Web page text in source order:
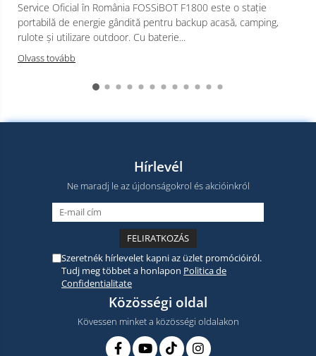
Service Oficial în România FOSSiBOT F1800 este o stație
portabilă de energie gândită pentru backup acasă, camping,
rulote și utilizare outdoor. Cu baterie...
Olvass tovább
Hírlevél
Ne maradj le az újdonságokrol és akcióinkról
Szeretnék hírlevelet kapni az üzlet promócióiról.
Tudj meg többet a honlapon Politica de
Confidentialitate
Közösségi oldal
Kövessen minket a közösségi oldalakon